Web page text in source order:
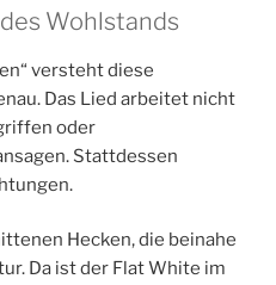
Wohlstands
versteht diese
Das Lied arbeitet nicht
oder
Stattdessen
Hecken, die beinahe
Da ist der Flat White im